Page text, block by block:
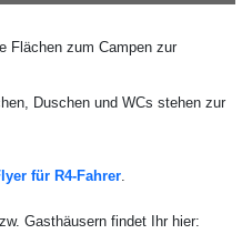
Flächen zum Campen zur
Duschen und WCs stehen zur
für R4-Fahrer.
Gasthäusern findet Ihr hier: